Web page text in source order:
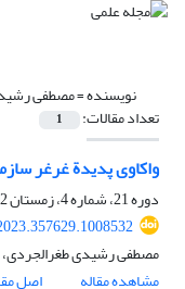
نویسنده =مصطفی
تعداد مقالات: 1
واکاوی پدیدة غرغر
دوره 21، شماره 4، زمستان 1402، صفحه
مصطفی رشیدی طغرالجردی،
مشاهده مقاله
اصل